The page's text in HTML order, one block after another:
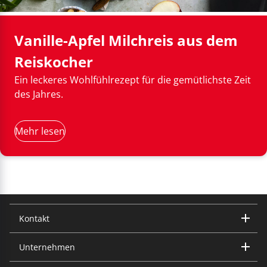
Reinigung gelingt ebenso mühelos; die einzelnen
Vanille-Apfel Milchreis aus dem
Reiskocher
Ein leckeres Wohlfühlrezept für die gemütlichste Zeit
des Jahres.
Mehr lesen
Kontakt
Trisa Electronics AG
Kantonsstrasse 121
Unternehmen